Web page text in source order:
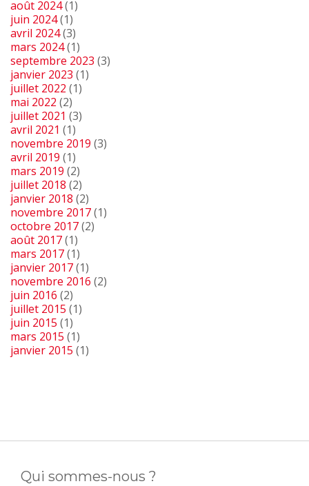
août 2024(1)
juin 2024(1)
avril 2024(3)
mars 2024(1)
septembre 2023 (3)
janvier 2023 (1)
juillet 2022 (1)
mai 2022 (2)
juillet 2021 (3)
avril 2021 (1)
novembre 2019 (3)
avril 2019 (1)
mars 2019 (2)
juillet 2018 (2)
janvier 2018 (2)
novembre 2017(1)
octobre 2017(2)
août 2017(1)
mars 2017(1)
janvier 2017(1)
novembre 2016 (2)
juin 2016 (2)
juillet 2015 (1)
juin 2015 (1)
mars 2015 (1)
janvier 2015 (1)
Qui sommes-nous ?